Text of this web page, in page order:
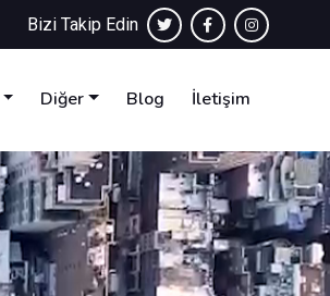
Bizi Takip Edin
Diğer Blog İletişim